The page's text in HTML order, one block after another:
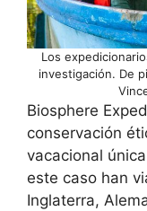
Los
investigación. De
Biosphere
conservación
vacacional
este caso han
Inglaterra,